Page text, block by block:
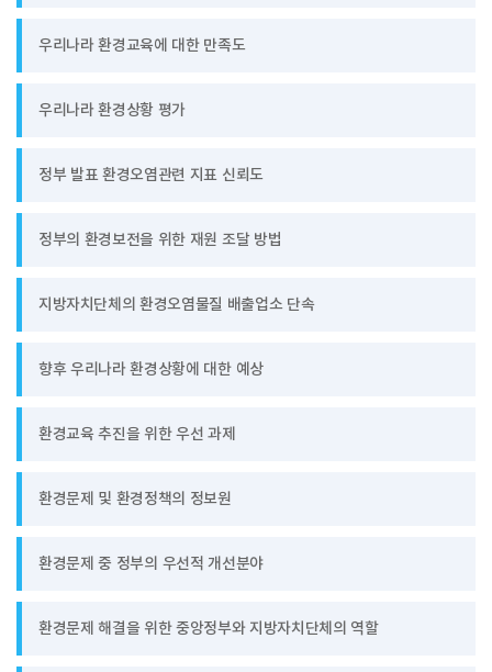
우리나라 환경교육에 대한 만족도
우리나라 환경상황 평가
정부 발표 환경오염관련 지표 신뢰도
정부의 환경보전을 위한 재원 조달 방법
지방자치단체의 환경오염물질 배출업소 단속
향후 우리나라 환경상황에 대한 예상
환경교육 추진을 위한 우선 과제
환경문제 및 환경정책의 정보원
환경문제 중 정부의 우선적 개선분야
환경문제 해결을 위한 중앙정부와 지방자치단체의 역할